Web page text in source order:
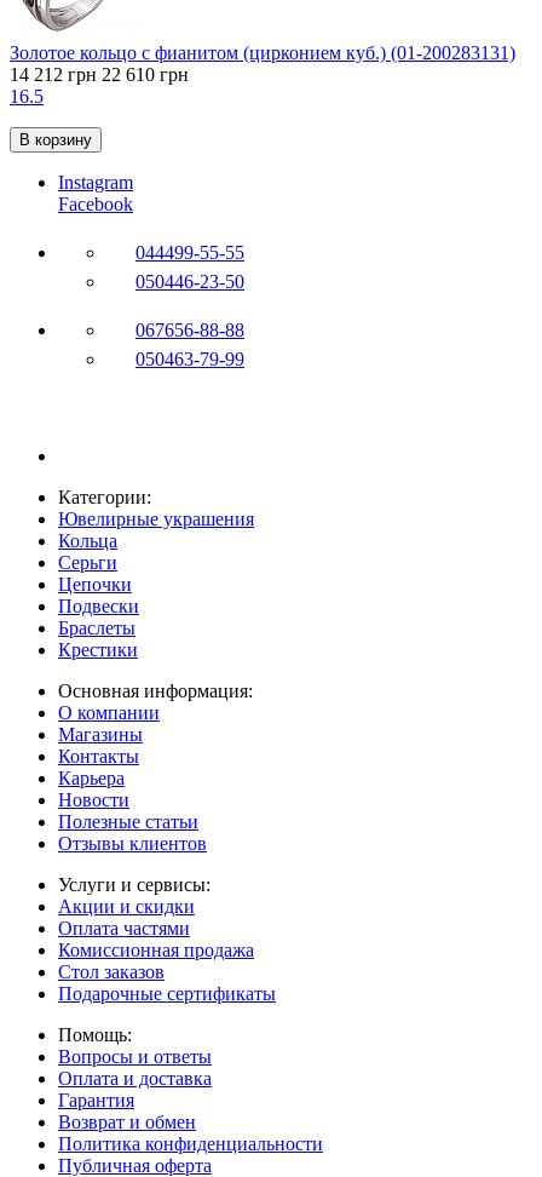
Золотое кольцо с фианитом (цирконием куб.) (01-200283131)
14 212 грн 22 610 грн
16.5
В корзину
Instagram
Facebook
044499-55-55
050446-23-50
067656-88-88
050463-79-99
Категории:
Ювелирные украшения
Кольца
Серьги
Цепочки
Подвески
Браслеты
Крестики
Основная информация:
О компании
Магазины
Контакты
Карьера
Новости
Полезные статьи
Отзывы клиентов
Услуги и сервисы:
Акции и скидки
Оплата частями
Комиссионная продажа
Стол заказов
Подарочные сертификаты
Помощь:
Вопросы и ответы
Оплата и доставка
Гарантия
Возврат и обмен
Политика конфиденциальности
Публичная оферта